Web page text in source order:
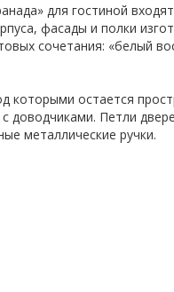
для гостиной
фасады и полки
сочетания: «белый
которыми остается
доводчиками. Петли
металлические ручки.